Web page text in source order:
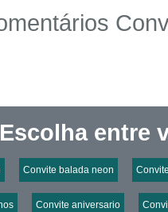
Escolha entre
Convite balada neon
Convite aniversario